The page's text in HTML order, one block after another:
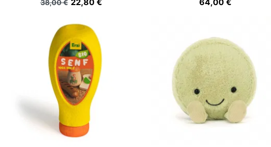
38,00 € 22,80 € 64,00 €